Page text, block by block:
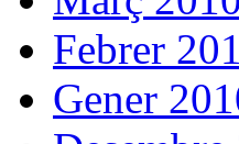
Febrer
Gener